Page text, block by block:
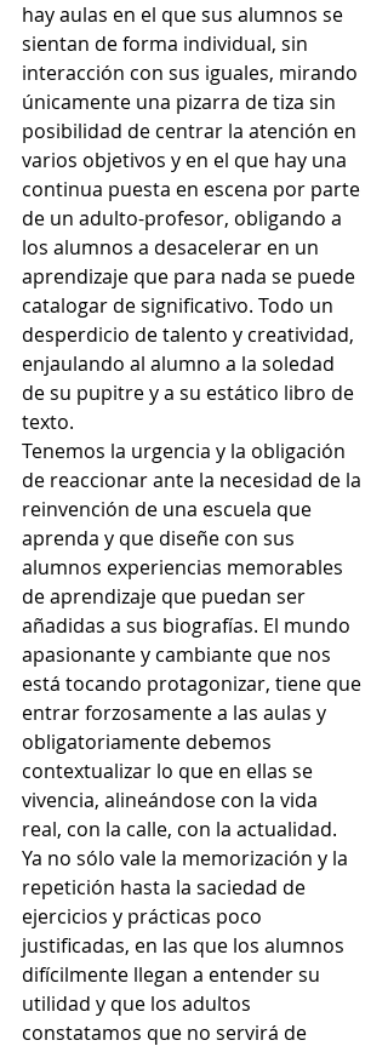
hay aulas en el que sus alumnos se
sientan de forma individual, sin
interacción con sus iguales, mirando
únicamente una pizarra de tiza sin
posibilidad de centrar la atención en
varios objetivos y en el que hay una
continua puesta en escena por parte
de un adulto-profesor, obligando a
los alumnos a desacelerar en un
aprendizaje que para nada se puede
catalogar de significativo. Todo un
desperdicio de talento y creatividad,
enjaulando al alumno a la soledad
de su pupitre y a su estático libro de
texto.
Tenemos la urgencia y la obligación
de reaccionar ante la necesidad de la
reinvención de una escuela que
aprenda y que diseñe con sus
alumnos experiencias memorables
de aprendizaje que puedan ser
añadidas a sus biografías. El mundo
apasionante y cambiante que nos
está tocando protagonizar, tiene que
entrar forzosamente a las aulas y
obligatoriamente debemos
contextualizar lo que en ellas se
vivencia, alineándose con la vida
real, con la calle, con la actualidad.
Ya no sólo vale la memorización y la
repetición hasta la saciedad de
ejercicios y prácticas poco
justificadas, en las que los alumnos
difícilmente llegan a entender su
utilidad y que los adultos
constatamos que no servirá de